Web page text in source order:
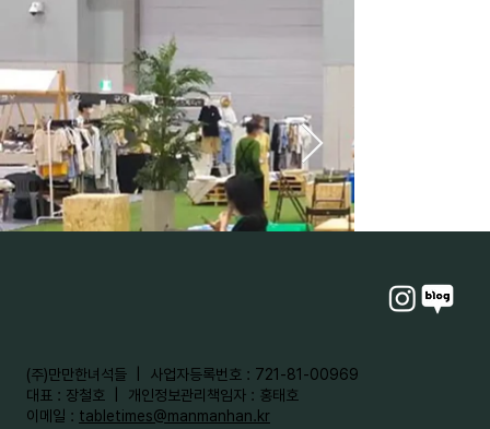
​(주)만만한녀석들 | 사업자등록번호 : 721-81-00969
대표 : 장철호 | 개인정보관리책임자 : 홍태호
이메일 : tabletimes@manmanhan.kr